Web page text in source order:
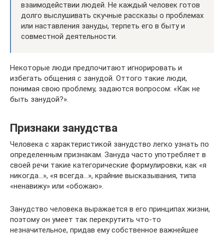
взаимодействии людей. Не каждый человек готов
долго выслушивать скучные рассказы о проблемах
или наставления зануды, терпеть его в быту и
совместной деятельности.
Некоторые люди предпочитают игнорировать и
избегать общения с занудой. Оттого такие люди,
понимая свою проблему, задаются вопросом: «Как не
быть занудой?».
Признаки занудства
Человека с характеристикой занудство легко узнать по
определенным признакам. Зануда часто употребляет в
своей речи такие категорические формулировки, как «я
никогда…», «я всегда…», крайние высказывания, типа
«ненавижу» или «обожаю».
Занудство человека выражается в его принципах жизни,
поэтому он умеет так перекрутить что-то
незначительное, придав ему собственное важнейшее